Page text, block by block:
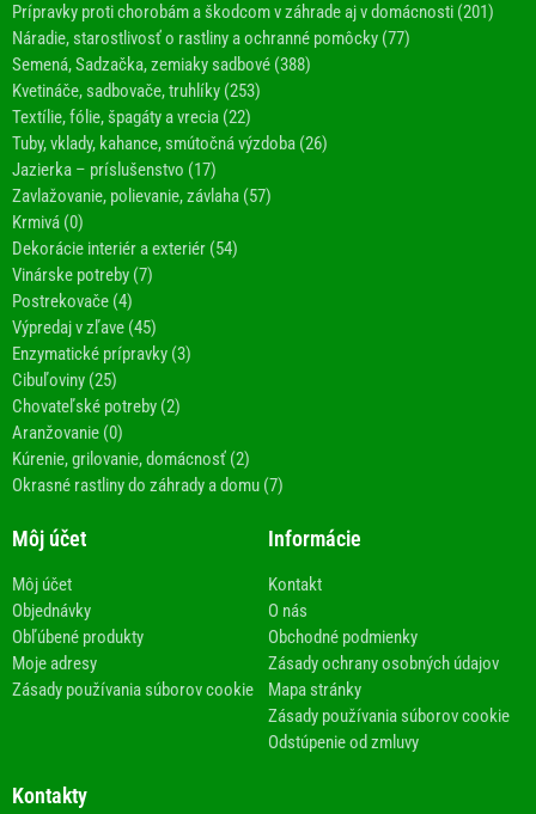
Prípravky proti chorobám a škodcom v záhrade aj v domácnosti (201)
Náradie, starostlivosť o rastliny a ochranné pomôcky (77)
Semená, Sadzačka, zemiaky sadbové (388)
Kvetináče, sadbovače, truhlíky (253)
Textílie, fólie, špagáty a vrecia (22)
Tuby, vklady, kahance, smútočná výzdoba (26)
Jazierka – príslušenstvo (17)
Zavlažovanie, polievanie, závlaha (57)
Krmivá (0)
Dekorácie interiér a exteriér (54)
Vinárske potreby (7)
Postrekovače (4)
Výpredaj v zľave (45)
Enzymatické prípravky (3)
Cibuľoviny (25)
Chovateľské potreby (2)
Aranžovanie (0)
Kúrenie, grilovanie, domácnosť (2)
Okrasné rastliny do záhrady a domu (7)
Môj účet
Môj účet
Objednávky
Obľúbené produkty
Moje adresy
Zásady používania súborov cookie
Informácie
Kontakt
O nás
Obchodné podmienky
Zásady ochrany osobných údajov
Mapa stránky
Zásady používania súborov cookie
Odstúpenie od zmluvy
Kontakty